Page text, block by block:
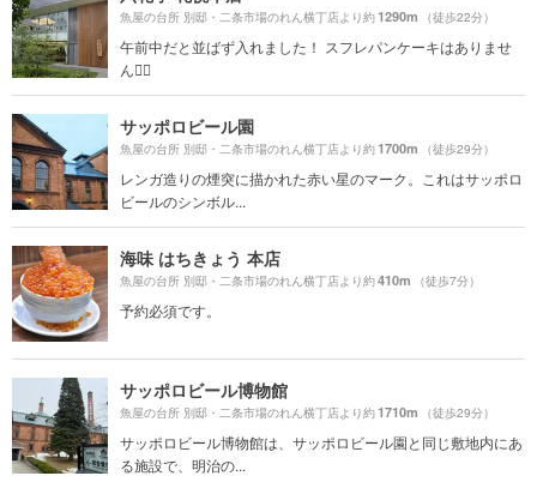
魚屋の台所 別邸・二条市場のれん横丁店より約1290m （徒歩22分）
午前中だと並ばず入れました！ スフレパンケーキはありませ
ん🙅‍♀️
サッポロビール園
魚屋の台所 別邸・二条市場のれん横丁店より約1700m （徒歩29分）
レンガ造りの煙突に描かれた赤い星のマーク。これはサッポロ
ビールのシンボル...
海味 はちきょう 本店
魚屋の台所 別邸・二条市場のれん横丁店より約410m （徒歩7分）
予約必須です。
サッポロビール博物館
魚屋の台所 別邸・二条市場のれん横丁店より約1710m （徒歩29分）
サッポロビール博物館は、サッポロビール園と同じ敷地内にあ
る施設で、明治の...